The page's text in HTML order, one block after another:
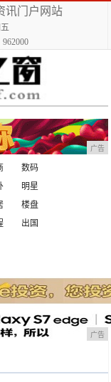
讯门户网站
广告
数码
明星
楼盘
出国
广告